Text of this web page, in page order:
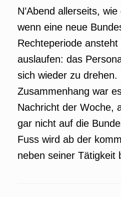
N’Abend allerseits,
wenn eine neue
Rechteperiode
auslaufen: das
sich wieder zu drehen.
Zusammenhang war
Nachricht der Woche,
gar nicht auf die
Fuss wird ab der
neben seiner